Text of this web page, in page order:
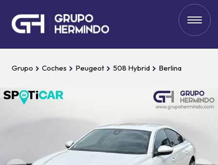
Grupo Coches Peugeot 508 Hybrid Berlina